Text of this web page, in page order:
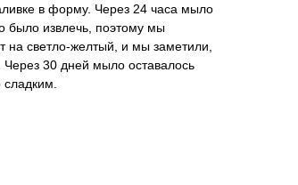
в форму. Через 24 часа мыло
было извлечь, поэтому мы
на светло-желтый, и мы заметили,
Через 30 дней мыло оставалось